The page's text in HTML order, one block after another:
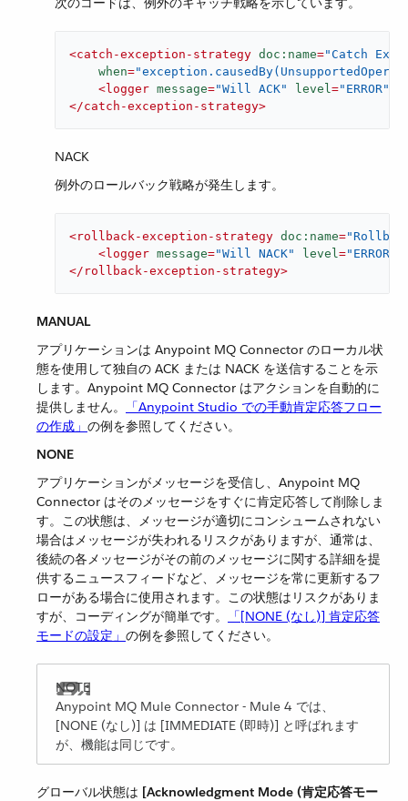
<catch-exception-strategy doc:name="Catch
when=
<logger message="Will ACK" level="ERROR"
</catch-exception-strategy>
NACK
例外のロールバック戦略が発生します。
<rollback-exception-strategy doc:name=
<logger message="Will NACK" level="ERROR"
</ rollback-exception-strategy>
MANUAL
アプリケーションは Anypoint MQ Connector のローカル状
態を使用して独自の ACK または NACK を送信することを示
します。Anypoint MQ Connector はアクションを自動的に
提供しません。​
「Anypoint Studio での手動肯定応答フロー
の作成」 ​の例を参照してください。
NONE
アプリケーションがメッセージを受信し、Anypoint MQ
Connector はそのメッセージをすぐに肯定応答して削除しま
す。この状態は、メッセージが適切にコンシュームされない
場合はメッセージが失われるリスクがありますが、通常は、
後続の各メッセージがその前のメッセージに関する詳細を提
供するニュースフィードなど、メッセージを常に更新するフ
ローがある場合に使用されます。この状態はリスクがありま
すが、コーディングが簡単です。​
「[NONE (なし)] 肯定応答
モードの設定」 ​の例を参照してください。
Anypoint MQ Mule Connector - Mule 4 では、
[NONE (なし)] は [IMMEDIATE (即時)] と呼ばれます
が、機能は同じです。
グローバル状態は ​ [Acknowledgment Mode (肯定応答モー